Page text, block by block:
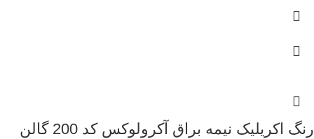
رنگ اکریلیک نیمه براق آکرولوکس کد 200 گالن